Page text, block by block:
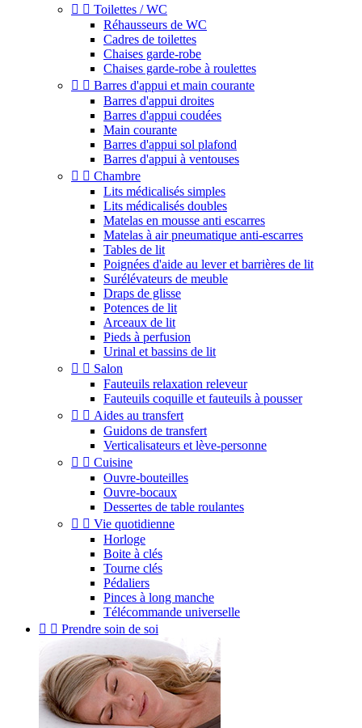
  Toilettes / WC
Réhausseurs de WC
Cadres de toilettes
Chaises garde-robe
Chaises garde-robe à roulettes
  Barres d'appui et main courante
Barres d'appui droites
Barres d'appui coudées
Main courante
Barres d'appui sol plafond
Barres d'appui à ventouses
  Chambre
Lits médicalisés simples
Lits médicalisés doubles
Matelas en mousse anti escarres
Matelas à air pneumatique anti-escarres
Tables de lit
Poignées d'aide au lever et barrières de lit
Surélévateurs de meuble
Draps de glisse
Potences de lit
Arceaux de lit
Pieds à perfusion
Urinal et bassins de lit
  Salon
Fauteuils relaxation releveur
Fauteuils coquille et fauteuils à pousser
  Aides au transfert
Guidons de transfert
Verticalisateurs et lève-personne
  Cuisine
Ouvre-bouteilles
Ouvre-bocaux
Dessertes de table roulantes
  Vie quotidienne
Horloge
Boite à clés
Tourne clés
Pédaliers
Pinces à long manche
Télécommande universelle
  Prendre soin de soi